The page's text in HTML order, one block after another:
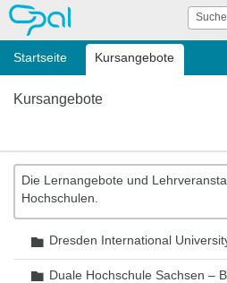
OPAL Suche
Startseite Kursangebote
Kursangebote
Die Lernangebote und
Hochschulen.
Ordner
Dresden International
Ordner
Duale Hochschule Sachsen –